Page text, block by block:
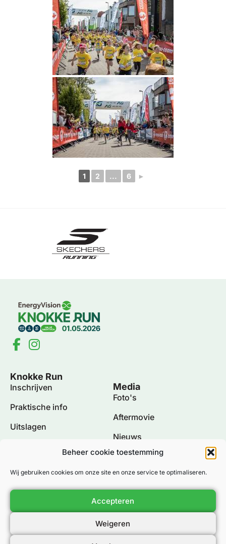
Beheer cookie toestemming
Wij gebruiken cookies om onze site en onze service te optimaliseren.
Accepteren
Weigeren
1 2 ... 6 ►
Knokke Run
Inschrijven
Praktische info
Uitslagen
Media
Foto's
Aftermovie
Nieuws
Algemene voorwaarden
Cookiebeleid